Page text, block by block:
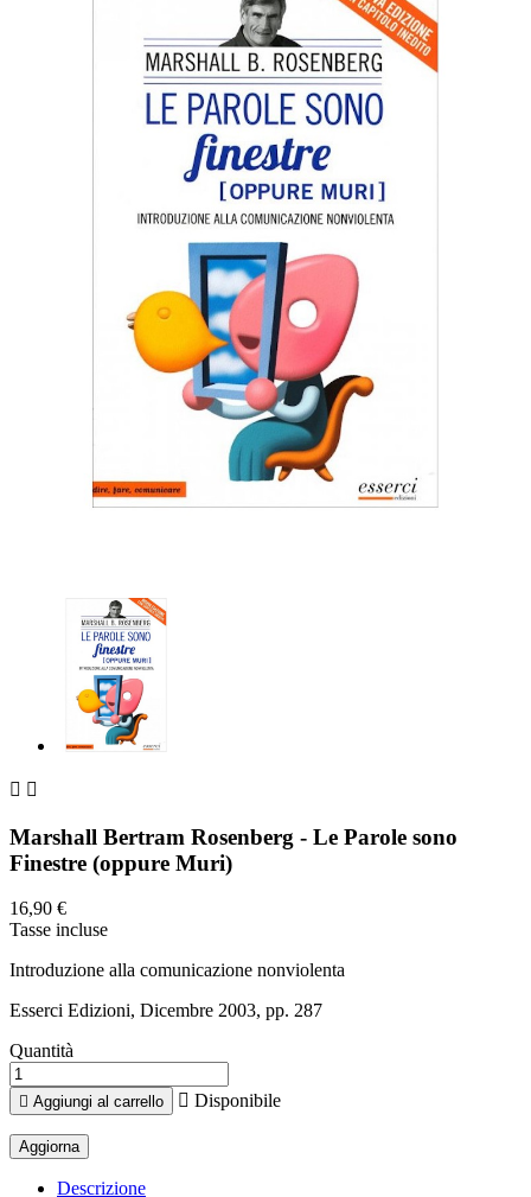
 
Marshall Bertram Rosenberg - Le Parole sono
Finestre (oppure Muri)
16,90 €
Tasse incluse
Introduzione alla comunicazione nonviolenta
Esserci Edizioni, Dicembre 2003, pp. 287
Quantità
 Aggiungi al carrello  Disponibile
Descrizione